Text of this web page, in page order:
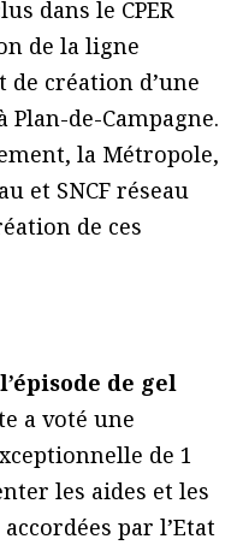
dans le CPER
de la ligne
création d’une
de-Campagne.
la Métropole,
et SNCF réseau
de ces
de gel
a voté une
de 1
les aides et les
par l’Etat